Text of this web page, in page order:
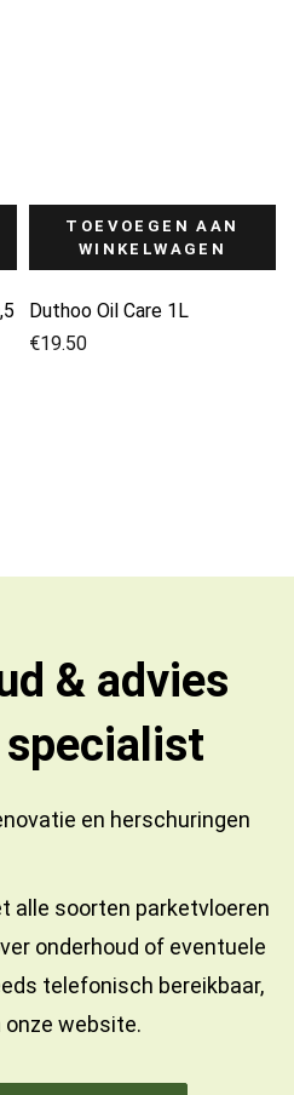
TOEVOEGEN AAN
WINKELWAGEN
Duthoo Oil Care 1L
€19.50
& advies
en herschuringen
alle soorten parketvloeren
onderhoud of eventuele
telefonisch bereikbaar,
onze website.